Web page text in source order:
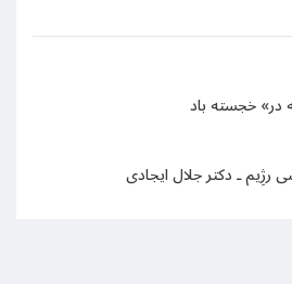
خجسته باد
رژِیم ـ دکتر جلال ایجادی